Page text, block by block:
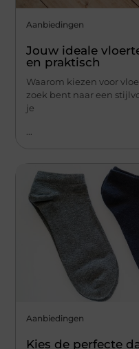
Aanbiedingen
Jouw ideale
en praktisch
Waarom kiezen voor
zoek bent naar een
je
Aanbiedingen
Kies de perfecte